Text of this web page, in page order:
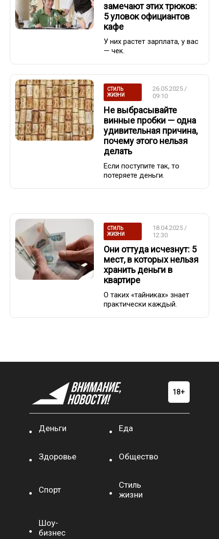
замечают этих трюков:
5 уловок официантов
кафе
У них растет зарплата, у вас
— чек.
СТИЛЬ
ЖИЗНИ
26.05.2025 /
09:10
Не выбрасывайте
винные пробки — одна
удивительная причина,
почему этого нельзя
делать
Если поступите так, то
потеряете деньги.
СТИЛЬ
ЖИЗНИ
18.04.2025 /
12:30
Они оттуда исчезнут: 5
мест, в которых нельзя
хранить деньги в
квартире
О таких «тайниках» знает
практически каждый.
Деньги Еда
Здоровье Общество
Спорт
Стиль
жизни
Шоу-
бизнес